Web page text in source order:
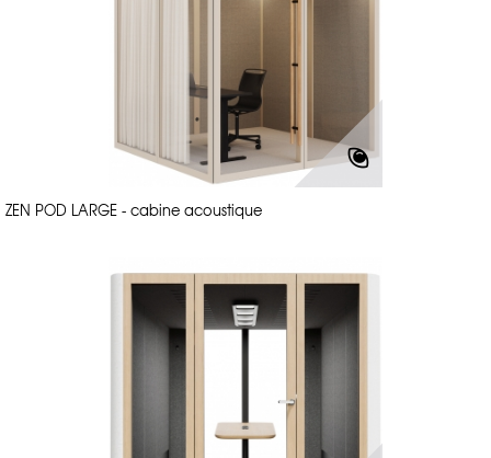
ZEN POD LARGE - cabine acoustique